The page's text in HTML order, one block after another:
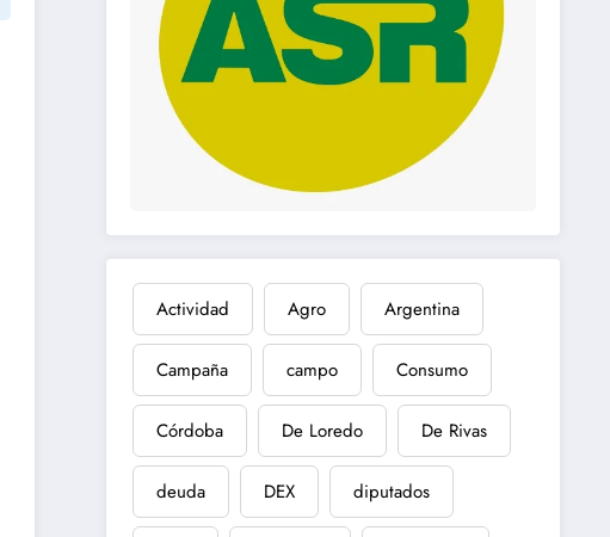
Actividad Agro Argentina
Campaña campo Consumo
Córdoba De Loredo De Rivas
deuda DEX diputados